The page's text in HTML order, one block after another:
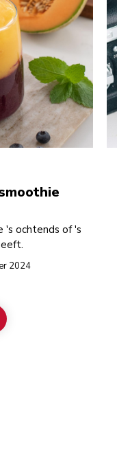
's ochtends of 's
2024